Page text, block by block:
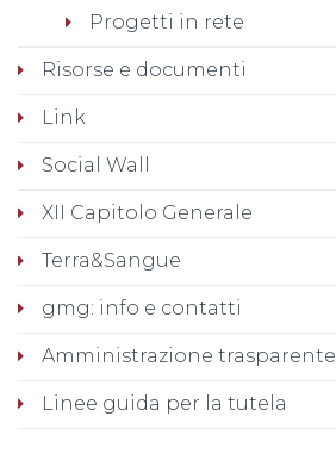
Progetti in rete
Risorse e documenti
Link
Social Wall
XII Capitolo Generale
Terra&Sangue
gmg: info e contatti
Amministrazione trasparente
Linee guida per la tutela